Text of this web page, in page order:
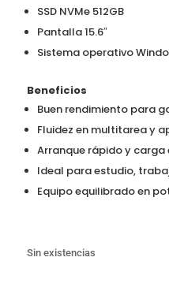
SSD NVMe 512GB
Pantalla 15.6″
Sistema operativo
Beneficios
Buen rendimiento para
Fluidez en multitarea y
Arranque rápido y
Ideal para estudio,
Equipo equilibrado en
Sin existencias